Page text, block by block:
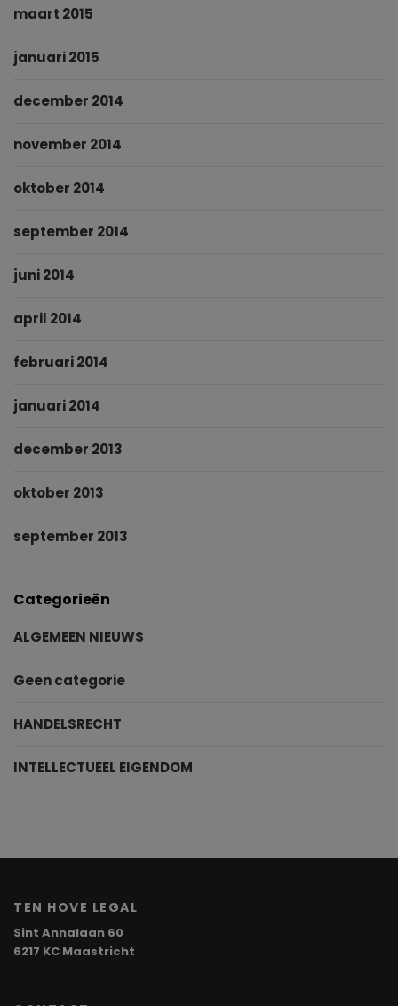
maart 2015
januari 2015
december 2014
november 2014
oktober 2014
september 2014
juni 2014
april 2014
februari 2014
januari 2014
december 2013
oktober 2013
september 2013
Categorieën
ALGEMEEN NIEUWS
Geen categorie
HANDELSRECHT
INTELLECTUEEL EIGENDOM
TEN HOVE LEGAL
Sint Annalaan 60
6217 KC Maastricht